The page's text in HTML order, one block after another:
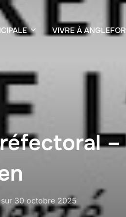
VIVRE À
sur 30 octobre 2025